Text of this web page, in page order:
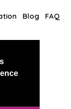
Blog FAQ